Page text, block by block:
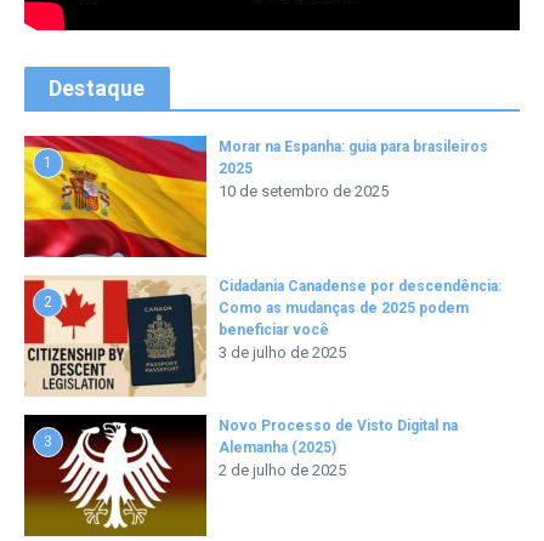
Destaque
1
Morar na Espanha: guia para brasileiros
2025
10 de setembro de 2025
2
Cidadania Canadense por descendência:
Como as mudanças de 2025 podem
beneficiar você
3 de julho de 2025
3
Novo Processo de Visto Digital na
Alemanha (2025)
2 de julho de 2025